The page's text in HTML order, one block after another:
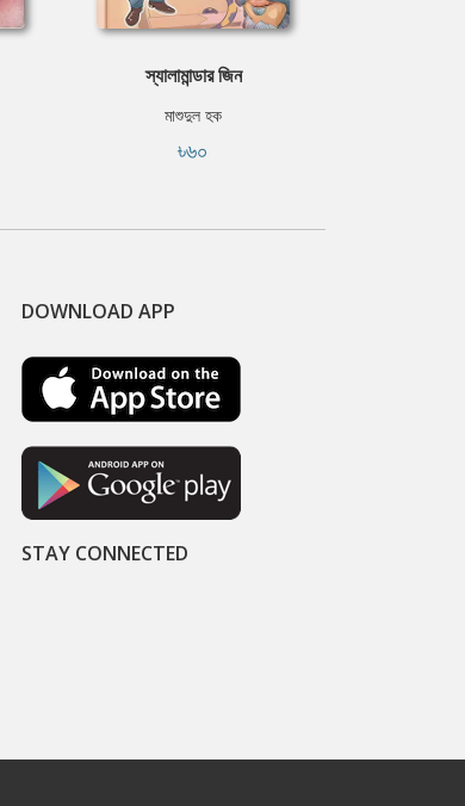
স্যালামান্ডার জিন
মাশুদুল হক
৳৬০
DOWNLOAD APP
STAY CONNECTED